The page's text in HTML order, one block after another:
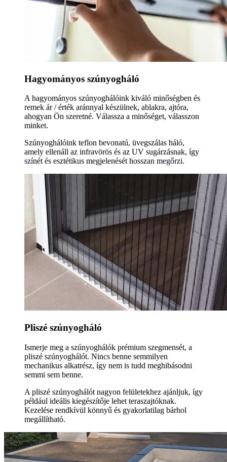
Hagyományos szúnyogháló
A hagyományos szúnyoghálóink kiváló minőségben és
remek ár / érték aránnyal készülnek, ablakra, ajtóra,
ahogyan Ön szeretné. Válassza a minőséget, válasszon
minket.
Szúnyoghálóink teflon bevonatú, üvegszálas háló,
amely ellenáll az infravörös és az UV sugárzásnak, így
színét és esztétikus megjelenését hosszan megőrzi.
Pliszé szúnyogháló
Ismerje meg a szúnyoghálók prémium szegmensét, a
pliszé szúnyoghálót. Nincs benne semmilyen
mechanikus alkatrész, így nem is tudd meghibásodni
semmi sem benne.
A pliszé szúnyoghálót nagyon felületekhez ajánljuk, így
például ideális kiegészítője lehet teraszajtóknak.
Kezelése rendkívül könnyű és gyakorlatilag bárhol
megállítható.